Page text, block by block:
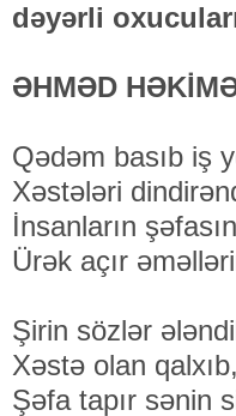
dəyərli
ƏHMƏD
Qədəm basıb iş
Xəstələri
İnsanların
Ürək açır
Şirin sözlər
Xəstə olan
Şəfa tapır sənin